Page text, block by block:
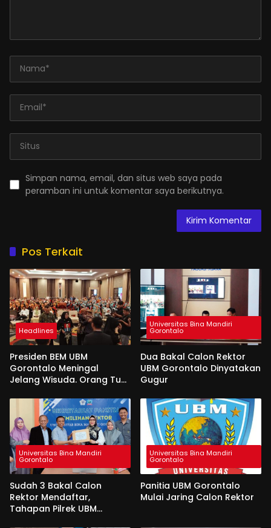
Simpan nama, email, dan situs web saya pada
peramban ini untuk komentar saya berikutnya.
Pos Terkait
Headlines
Presiden BEM UBM
Gorontalo Meningal
Jelang Wisuda. Orang Tua
Menerima SKL dan
Pemasangan Salempang
Universitas Bina Mandiri
Gorontalo
Dua Bakal Calon Rektor
UBM Gorontalo Dinyatakan
Gugur
Universitas Bina Mandiri
Gorontalo
Sudah 3 Bakal Calon
Rektor Mendaftar,
Tahapan Pilrek UBM
Universitas Bina Mandiri
Gorontalo
Panitia UBM Gorontalo
Mulai Jaring Calon Rektor